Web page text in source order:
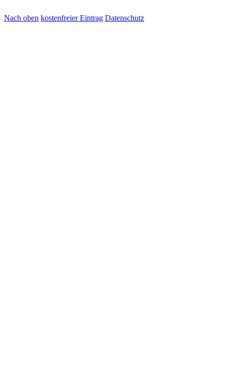
Nach oben kostenfreier Eintrag Datenschutz